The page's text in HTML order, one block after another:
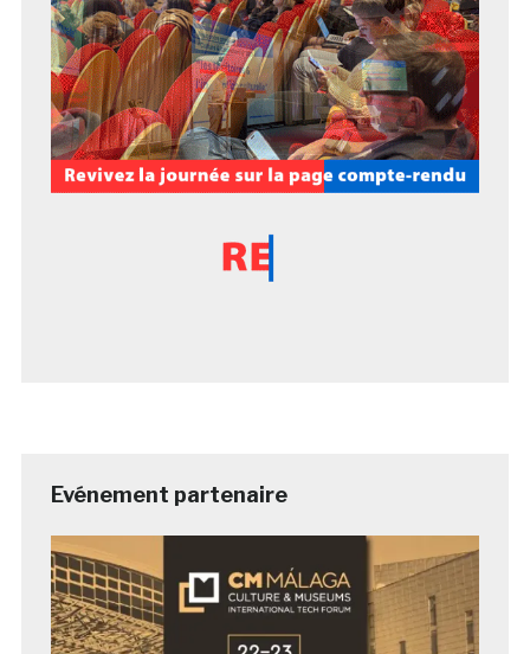
Evénement partenaire